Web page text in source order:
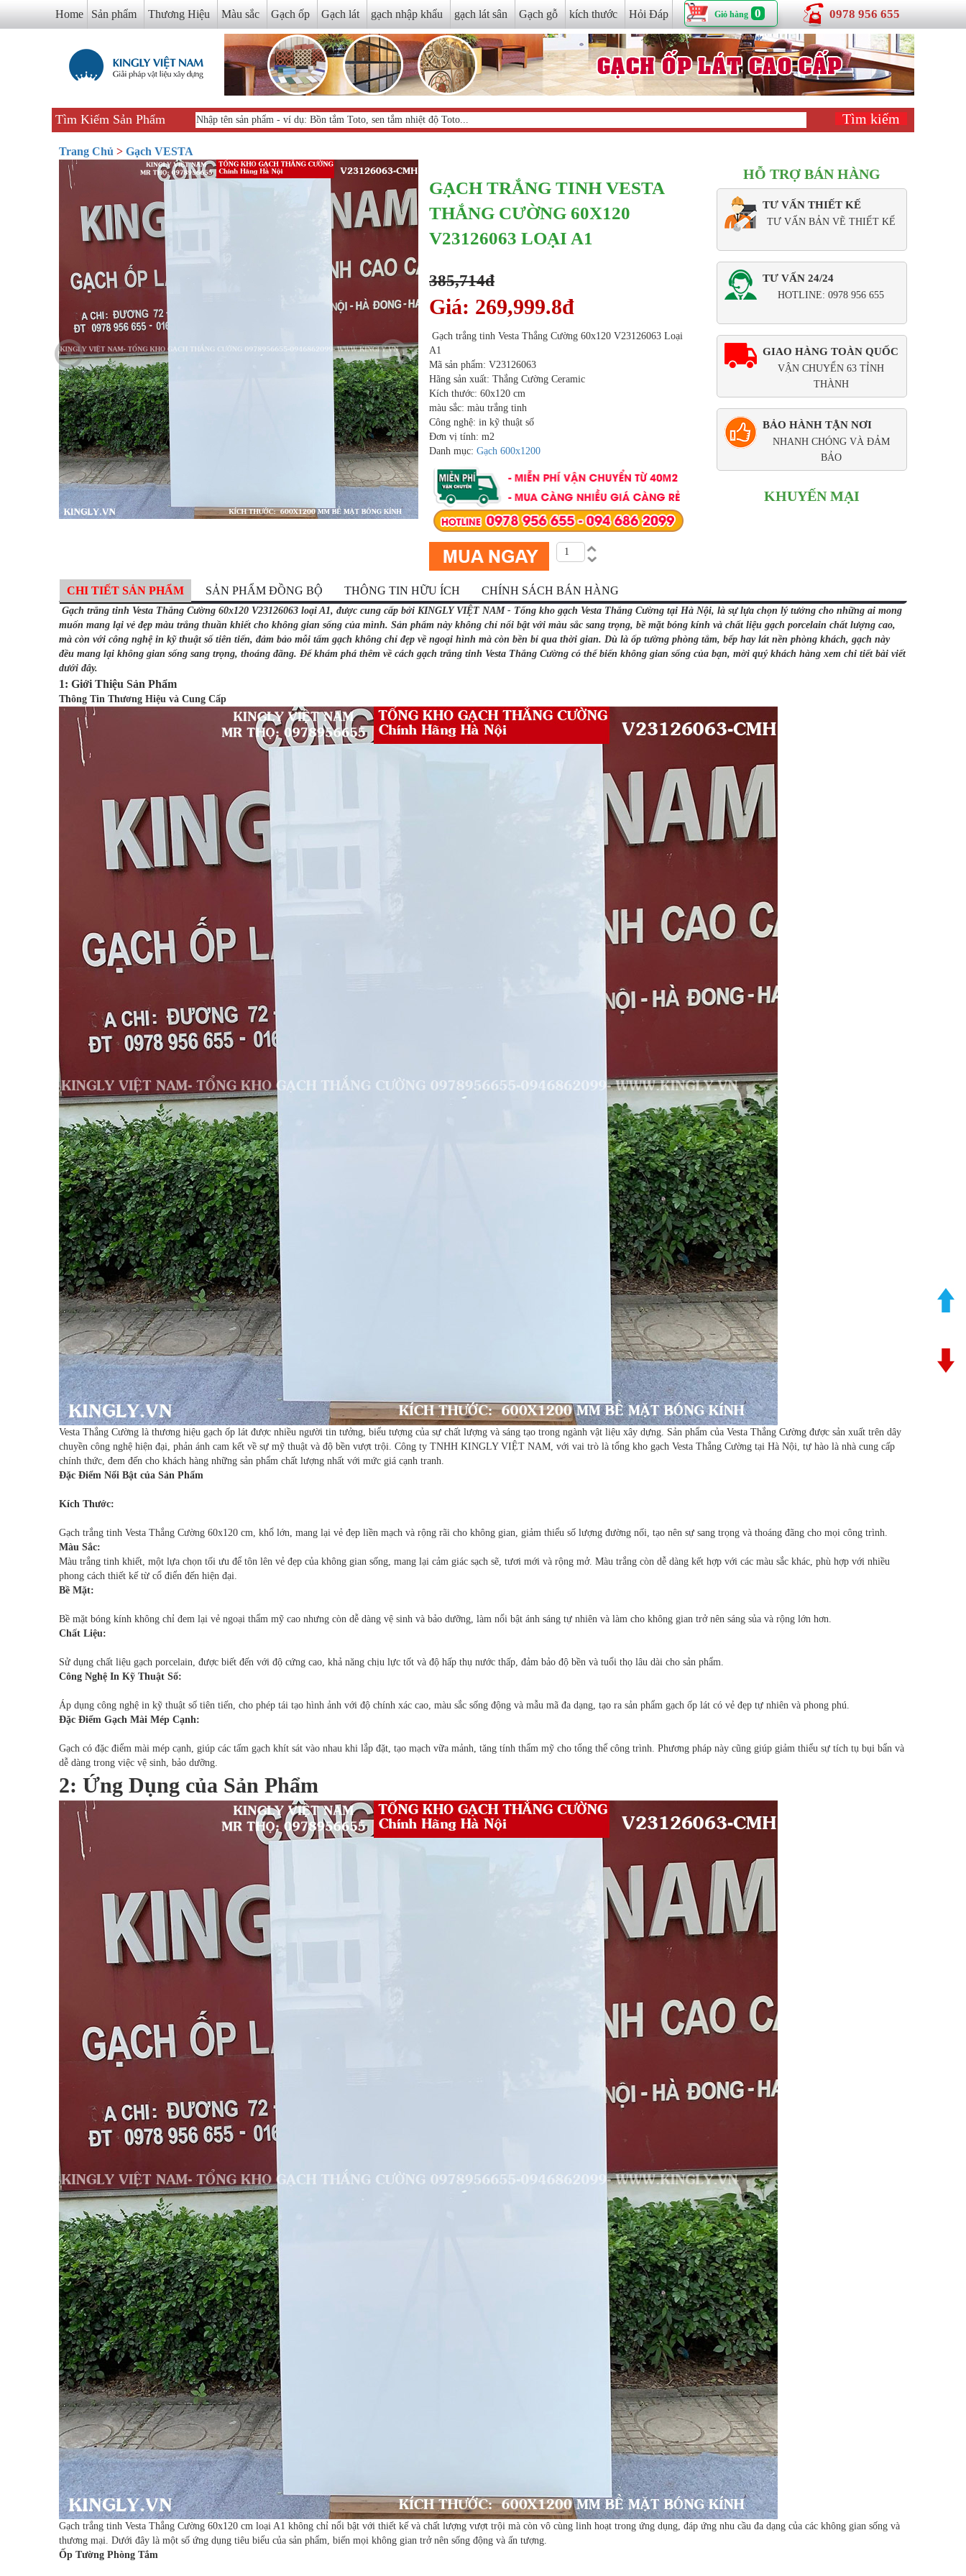
Home Sản phẩm Thương Hiệu Màu sắc Gạch ốp Gạch lát gạch nhập khẩu gạch lát sân Gạch gỗ kích thước Hỏi Đáp Giỏ hàng 0 0978 956 655
Tìm Kiếm Sản Phẩm
Trang Chủ > Gạch VESTA
GẠCH TRẮNG TINH VESTA
THẮNG CƯỜNG 60X120
V23126063 LOẠI A1
385,714đ
Giá: 269,999.8đ
Gạch trắng tinh Vesta Thắng Cường 60x120 V23126063 Loại
A1
Mã sản phẩm: V23126063
Hãng sản xuất: Thắng Cường Ceramic
Kích thước: 60x120 cm
màu sắc: màu trắng tinh
Công nghệ: in kỹ thuật số
Đơn vị tính: m2
Danh mục: Gạch 600x1200
HỖ TRỢ BÁN HÀNG
TƯ VẤN THIẾT KẾ
TƯ VẤN BẢN VẼ THIẾT KẾ
TƯ VẤN 24/24
HOTLINE: 0978 956 655
GIAO HÀNG TOÀN QUỐC
VẬN CHUYỂN 63 TỈNH
THÀNH
BẢO HÀNH TẬN NƠI
NHANH CHÓNG VÀ ĐẢM
BẢO
KHUYẾN MẠI
CHI TIẾT SẢN PHẨM SẢN PHẨM ĐỒNG BỘ THÔNG TIN HỮU ÍCH CHÍNH SÁCH BÁN HÀNG
Gạch trắng tinh Vesta Thắng Cường 60x120 V23126063 loại A1, được cung cấp bởi KINGLY VIỆT NAM - Tổng kho gạch Vesta Thắng Cường tại Hà Nội, là sự lựa chọn lý tưởng cho những ai mong
muốn mang lại vẻ đẹp màu trắng thuần khiết cho không gian sống của mình. Sản phẩm này không chỉ nổi bật với màu sắc sang trọng, bề mặt bóng kính và chất liệu gạch porcelain chất lượng cao,
mà còn với công nghệ in kỹ thuật số tiên tiến, đảm bảo mỗi tấm gạch không chỉ đẹp về ngoại hình mà còn bền bỉ qua thời gian. Dù là ốp tường phòng tắm, bếp hay lát nền phòng khách, gạch này
đều mang lại không gian sống sang trọng, thoáng đãng. Để khám phá thêm về cách gạch trắng tinh Vesta Thắng Cường có thể biến không gian sống của bạn, mời quý khách hàng xem chi tiết bài viết
dưới đây.
1: Giới Thiệu Sản Phẩm
Thông Tin Thương Hiệu và Cung Cấp
Vesta Thắng Cường là thương hiệu gạch ốp lát được nhiều người tin tưởng, biểu tượng của sự chất lượng và sáng tạo trong ngành vật liệu xây dựng. Sản phẩm của Vesta Thắng Cường được sản xuất trên dây
chuyền công nghệ hiện đại, phản ánh cam kết về sự mỹ thuật và độ bền vượt trội. Công ty TNHH KINGLY VIỆT NAM, với vai trò là tổng kho gạch Vesta Thắng Cường tại Hà Nội, tự hào là nhà cung cấp
chính thức, đem đến cho khách hàng những sản phẩm chất lượng nhất với mức giá cạnh tranh.
Đặc Điểm Nổi Bật của Sản Phẩm
Kích Thước:
Gạch trắng tinh Vesta Thắng Cường 60x120 cm, khổ lớn, mang lại vẻ đẹp liền mạch và rộng rãi cho không gian, giảm thiểu số lượng đường nối, tạo nên sự sang trọng và thoáng đãng cho mọi công trình.
Màu Sắc:
Màu trắng tinh khiết, một lựa chọn tối ưu để tôn lên vẻ đẹp của không gian sống, mang lại cảm giác sạch sẽ, tươi mới và rộng mở. Màu trắng còn dễ dàng kết hợp với các màu sắc khác, phù hợp với nhiều
phong cách thiết kế từ cổ điển đến hiện đại.
Bề Mặt:
Bề mặt bóng kính không chỉ đem lại vẻ ngoại thẩm mỹ cao nhưng còn dễ dàng vệ sinh và bảo dưỡng, làm nổi bật ánh sáng tự nhiên và làm cho không gian trở nên sáng sủa và rộng lớn hơn.
Chất Liệu:
Sử dụng chất liệu gạch porcelain, được biết đến với độ cứng cao, khả năng chịu lực tốt và độ hấp thụ nước thấp, đảm bảo độ bền và tuổi thọ lâu dài cho sản phẩm.
Công Nghệ In Kỹ Thuật Số:
Áp dụng công nghệ in kỹ thuật số tiên tiến, cho phép tái tạo hình ảnh với độ chính xác cao, màu sắc sống động và mẫu mã đa dạng, tạo ra sản phẩm gạch ốp lát có vẻ đẹp tự nhiên và phong phú.
Đặc Điểm Gạch Mài Mép Cạnh:
Gạch có đặc điểm mài mép cạnh, giúp các tấm gạch khít sát vào nhau khi lắp đặt, tạo mạch vữa mảnh, tăng tính thẩm mỹ cho tổng thể công trình. Phương pháp này cũng giúp giảm thiểu sự tích tụ bụi bẩn và
dễ dàng trong việc vệ sinh, bảo dưỡng.
2: Ứng Dụng của Sản Phẩm
Gạch trắng tinh Vesta Thắng Cường 60x120 cm loại A1 không chỉ nổi bật với thiết kế và chất lượng vượt trội mà còn vô cùng linh hoạt trong ứng dụng, đáp ứng nhu cầu đa dạng của các không gian sống và
thương mại. Dưới đây là một số ứng dụng tiêu biểu của sản phẩm, biến mọi không gian trở nên sống động và ấn tượng.
Ốp Tường Phòng Tắm